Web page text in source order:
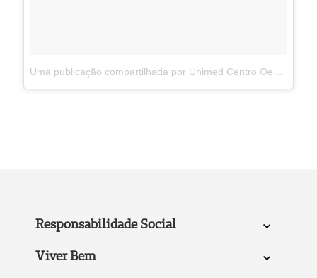
Responsabilidade Social
Viver Bem